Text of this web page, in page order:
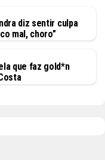
diz sentir culpa
mal, choro”
que faz gold*n